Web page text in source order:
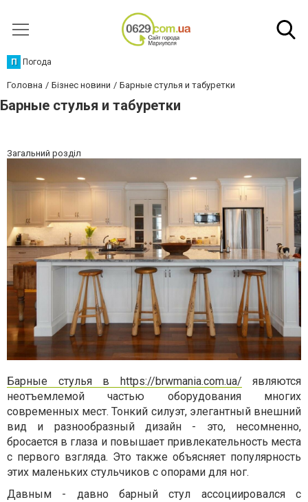
П Погода
Головна Бізнес новини Барные стулья и табуретки
Барные стулья и табуретки
Загальний розділ
Барные стулья в https://brwmania.com.ua/ являются
неотъемлемой частью оборудования многих
современных мест. Тонкий силуэт, элегантный внешний
вид и разнообразный дизайн - это, несомненно,
бросается в глаза и повышает привлекательность места
с первого взгляда. Это также объясняет популярность
этих маленьких стульчиков с опорами для ног.
Давным - давно барный стул ассоциировался с